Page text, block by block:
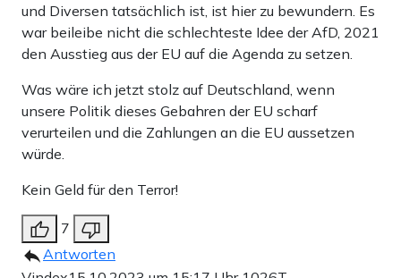
und Diversen tatsächlich ist, ist hier zu bewundern. Es
war beileibe nicht die schlechteste Idee der AfD, 2021
den Ausstieg aus der EU auf die Agenda zu setzen.
Was wäre ich jetzt stolz auf Deutschland, wenn
unsere Politik dieses Gebahren der EU scharf
verurteilen und die Zahlungen an die EU aussetzen
würde.
Kein Geld für den Terror!
7
Antworten